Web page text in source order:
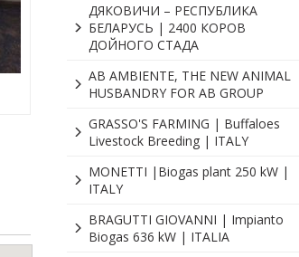
300
ДЯКОВИЧИ – РЕСПУБЛИКА
БЕЛАРУСЬ | 2400 КОРОВ
ДОЙНОГО СТАДА
AB AMBIENTE, THE NEW ANIMAL
HUSBANDRY FOR AB GROUP
GRASSO'S FARMING | Buffaloes
Livestock Breeding | ITALY
MONETTI |Biogas plant 250 kW |
ITALY
BRAGUTTI GIOVANNI | Impianto
Biogas 636 kW | ITALIA